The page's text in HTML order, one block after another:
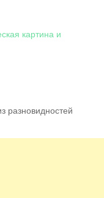
картина и
разновидностей